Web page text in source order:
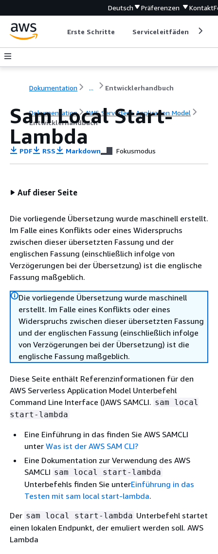
Deutsch Präferenzen Kontakt
Erste Schritte Serviceleitfäden
Dokumentation ... Entwicklerhandbuch
Dokumentation
AWS Serverless Application Model
Entwicklerhandbuch
Sam Local Start-
Lambda
PDF RSS Markdown Fokusmodus
Auf dieser Seite
Die vorliegende Übersetzung wurde maschinell erstellt.
Im Falle eines Konflikts oder eines Widerspruchs
zwischen dieser übersetzten Fassung und der
englischen Fassung (einschließlich infolge von
Verzögerungen bei der Übersetzung) ist die englische
Fassung maßgeblich.
Die vorliegende Übersetzung wurde maschinell
erstellt. Im Falle eines Konflikts oder eines
Widerspruchs zwischen dieser übersetzten Fassung
und der englischen Fassung (einschließlich infolge
von Verzögerungen bei der Übersetzung) ist die
englische Fassung maßgeblich.
Diese Seite enthält Referenzinformationen für den
AWS Serverless Application Model Unterbefehl
Command Line Interface ()AWS SAMCLI. sam local
start-lambda
Eine Einführung in das finden Sie AWS SAMCLI
unter Was ist der AWS SAM CLI?
Eine Dokumentation zur Verwendung des AWS
SAMCLI sam local start-lambda
Unterbefehls finden Sie unterEinführung in das
Testen mit sam local start-lambda.
Der sam local start-lambda Unterbefehl startet
einen lokalen Endpunkt, der emuliert werden soll. AWS
Lambda